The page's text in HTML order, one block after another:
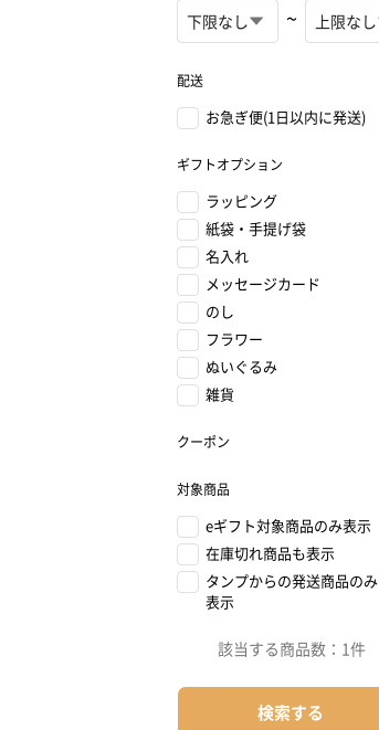
~
配送
お急ぎ便(1日以内に発送)
ギフトオプション
ラッピング
紙袋・手提げ袋
名入れ
メッセージカード
のし
フラワー
ぬいぐるみ
雑貨
クーポン
対象商品
eギフト対象商品のみ表示
在庫切れ商品も表示
タンプからの発送商品のみ
表示
該当する商品数： 1件
検索する